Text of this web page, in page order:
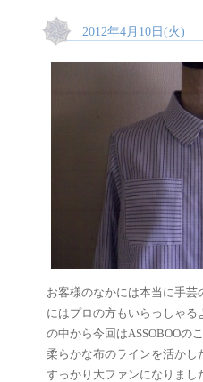
2012年4月10日(火)
お客様のなかには本当に手
にはプロの方もいらっしゃ
の中から今回はASSOBOOの
柔らかな布のラインを活かし
すっかり大ファンになりまし